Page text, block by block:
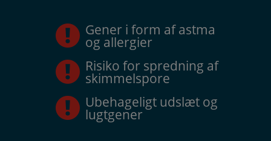
Gener i form af astma
og allergier
Risiko for spredning af
skimmelspore
Ubehageligt udslæt og
lugtgener